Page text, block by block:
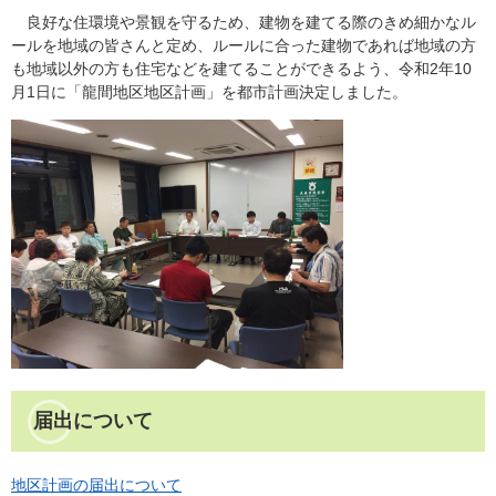
良好な住環境や景観を守るため、建物を建てる際のきめ細かなル
ールを地域の皆さんと定め、ルールに合った建物であれば地域の方
も地域以外の方も住宅などを建てることができるよう、令和2年10
月1日に「龍間地区地区計画」を都市計画決定しました。
届出について
地区計画の届出について